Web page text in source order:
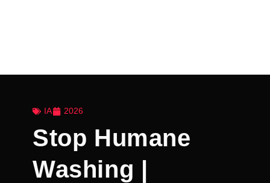
IA 2026
Stop Humane
Washing |